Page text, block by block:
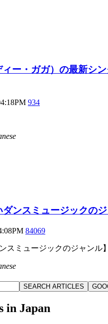
ー・ガガ）の最新シ
934
ダンスミュージックの
84069
スミュージックのジャン
SEARCH ARTICLES
in Japan